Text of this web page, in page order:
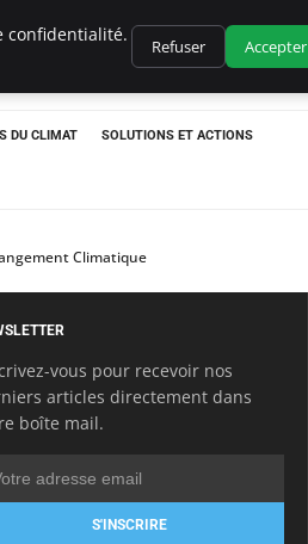
DU CLIMAT SOLUTIONS ET ACTIONS
Climatique
vous pour recevoir nos
articles directement dans
boîte mail.
S'INSCRIRE
confidentialité.
Refuser Accepter